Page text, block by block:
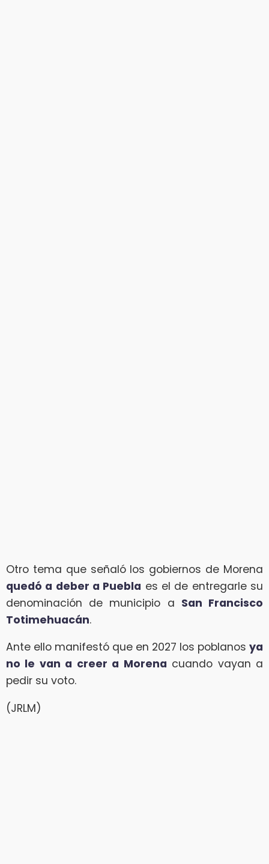
Otro tema que señaló los gobiernos de Morena
quedó a deber a Puebla es el de entregarle su
denominación de municipio a San Francisco
Totimehuacán.
Ante ello manifestó que en 2027 los poblanos ya
no le van a creer a Morena cuando vayan a
pedir su voto.
(JRLM)